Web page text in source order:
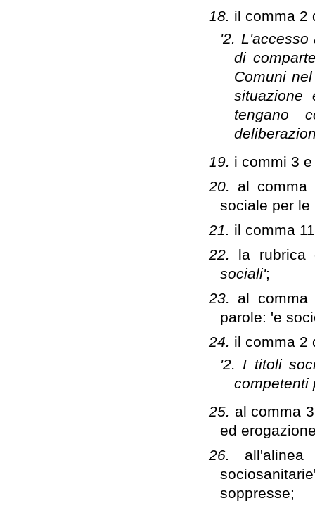
18. il comma 2
'2.
di
Comuni
situazione
tengano
19. i commi 3
20. al
sociale per le
21. il comma
22. la rubrica
sociali';
23. al comma
parole: 'e
24. il comma 2
'2. I titoli
competenti
25. al comma
ed
26.
soppresse;